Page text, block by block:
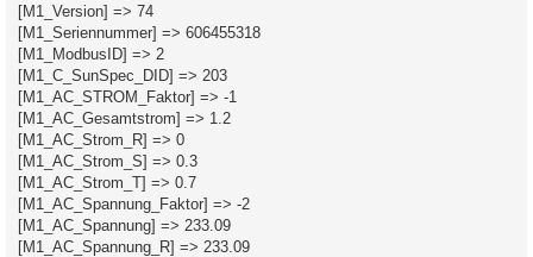
[M1_Version] => 74
[M1_Seriennummer] => 606455318
[M1_ModbusID] => 2
[M1_C_SunSpec_DID] => 203
[M1_AC_STROM_Faktor] => -1
[M1_AC_Gesamtstrom] => 1.2
[M1_AC_Strom_R] => 0
[M1_AC_Strom_S] => 0.3
[M1_AC_Strom_T] => 0.7
[M1_AC_Spannung_Faktor] => -2
[M1_AC_Spannung] => 233.09
[M1_AC_Spannung_R] => 233.09